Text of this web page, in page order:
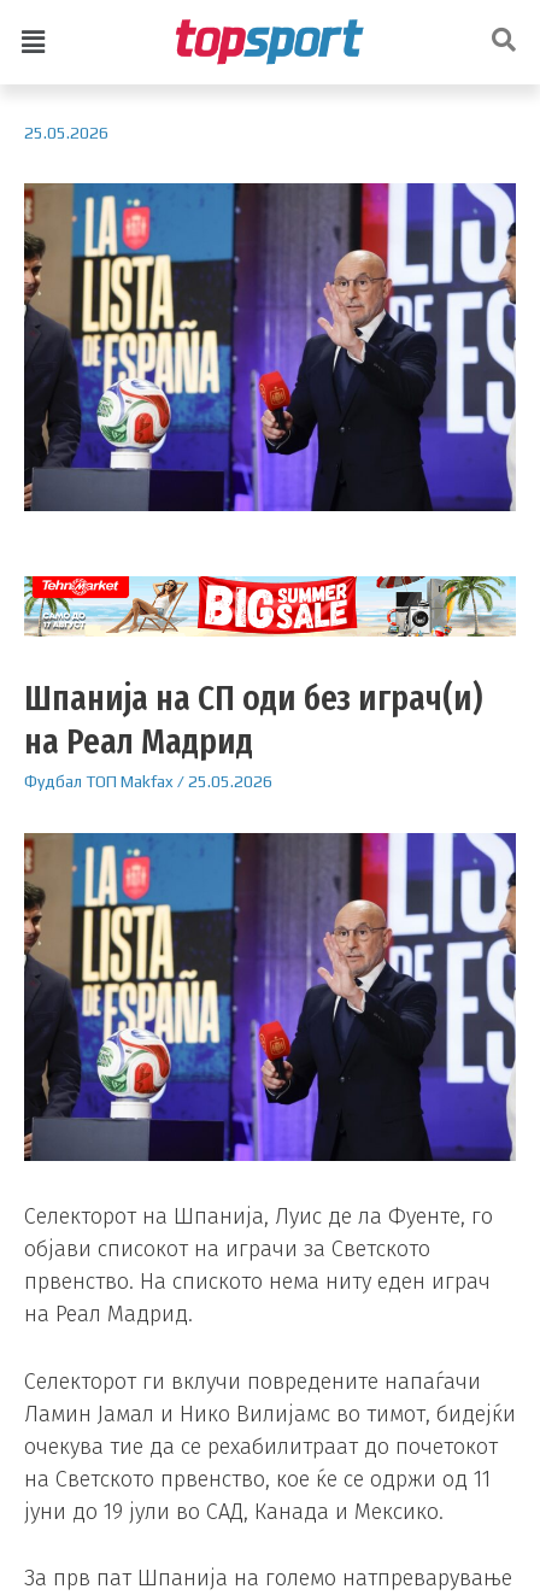
25.05.2026
Шпанија на СП оди без играч(и)
на Реал Мадрид
Фудбал ТОП Makfax /25.05.2026
Селекторот на Шпанија, Луис де ла Фуенте, го
објави списокот на играчи за Светското
првенство. На спиското нема ниту еден играч
на Реал Мадрид.
Селекторот ги вклучи повредените напаѓачи
Ламин Јамал ​​и Нико Вилијамс во тимот, бидејќи
очекува тие да се рехабилитраат до почетокот
на Светското првенство, кое ќе се одржи од 11
јуни до 19 јули во САД, Канада и Мексико.
За прв пат Шпанија на големо натпреварување